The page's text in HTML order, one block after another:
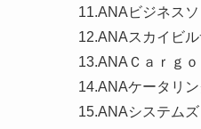
11.ANAビジネス
12.ANAスカイビル
13.ANAＣａｒｇｏ
14.ANAケータリ
15.ANAシステムズ